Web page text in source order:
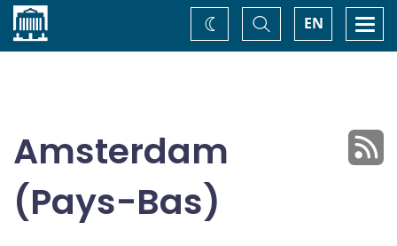
Accueil EN
Basculer
la
recherche
Changez
de
Amsterdam
(Pays-Bas)